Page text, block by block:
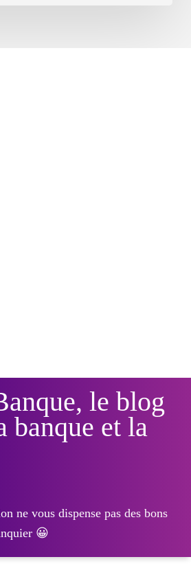
le blog
banque et la
ne vous dispense pas des bons
😀